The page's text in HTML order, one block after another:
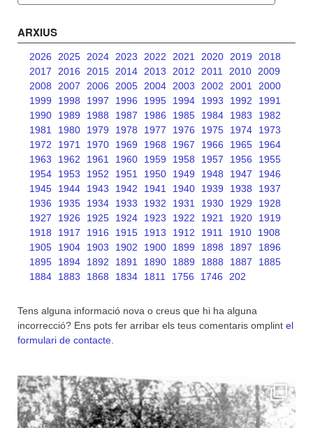
ARXIUS
2026 2025 2024 2023 2022 2021 2020 2019
2018
2017
2016 2015 2014 2013 2012 2011 2010
2009
2008
2007 2006 2005 2004 2003 2002 2001
2000
1999
1998 1997 1996 1995 1994 1993 1992
1991
1990
1989 1988 1987 1986 1985 1984 1983
1982
1981
1980 1979 1978 1977 1976 1975 1974
1973
1972
1971 1970 1969 1968 1967 1966 1965
1964
1963
1962 1961 1960 1959 1958 1957 1956
1955
1954
1953 1952 1951 1950 1949 1948 1947
1946
1945
1944 1943 1942 1941 1940 1939 1938
1937
1936
1935 1934 1933 1932 1931 1930 1929
1928
1927
1926 1925 1924 1923 1922 1921 1920
1919
1918
1917 1916 1915 1913 1912 1911 1910
1908
1905
1904 1903 1902 1900 1899 1898 1897
1896
1895
1894 1892 1891 1890 1889 1888 1887
1885
1884
1883 1868 1834 1811 1756 1746 202
Tens alguna informació nova o creus que hi ha alguna
incorrecció? Ens pots fer arribar els teus comentaris omplint el
formulari de contacte